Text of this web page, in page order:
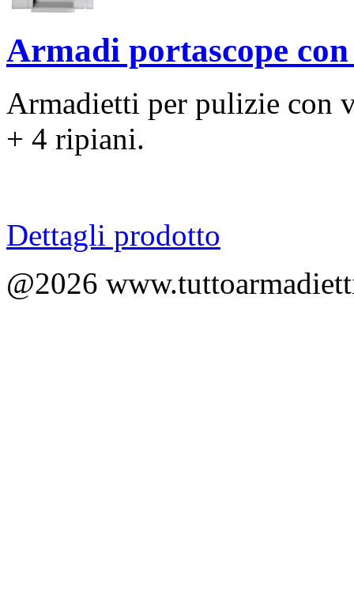
Armadi portascope
Armadietti per pulizie con
+ 4 ripiani.
Dettagli prodotto
@2026